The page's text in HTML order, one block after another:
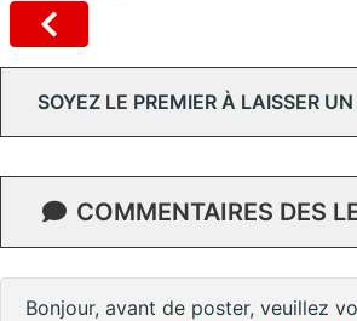
SOYEZ LE PREMIER À LAISSER
COMMENTAIRES DES
Bonjour, avant de poster, veuillez